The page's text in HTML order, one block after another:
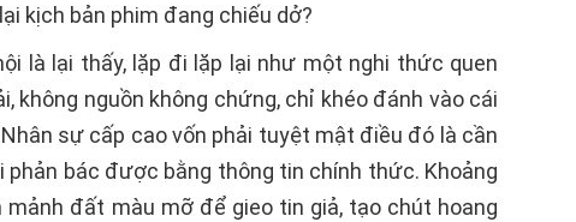
kịch bản phim đang chiếu dở?
là lại thấy, lặp đi lặp lại như một nghi thức quen
không nguồn không chứng, chỉ khéo đánh vào cái
sự cấp cao vốn phải tuyệt mật điều đó là cần
phản bác được bằng thông tin chính thức. Khoảng
đất màu mỡ để gieo tin giả, tạo chút hoang